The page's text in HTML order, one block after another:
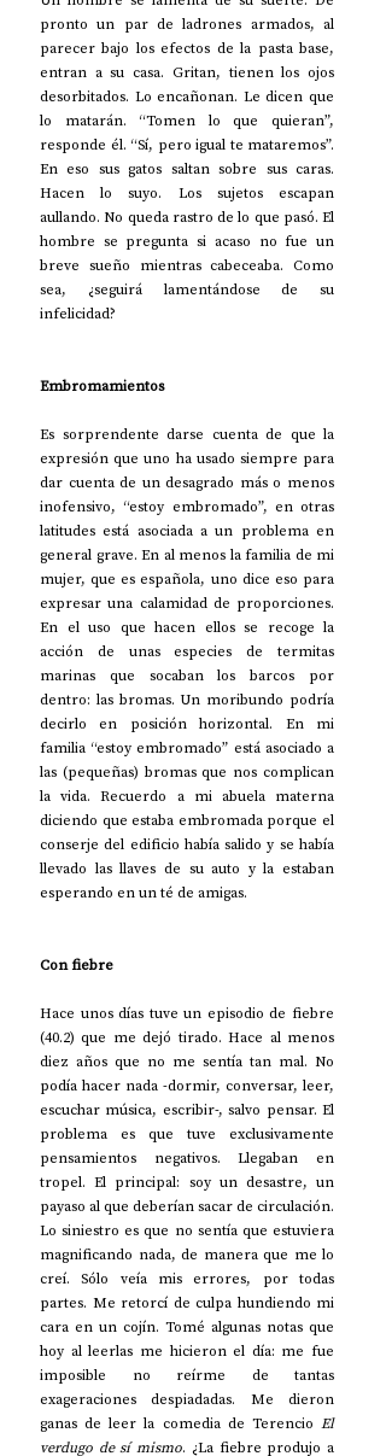
pronto un par de ladrones armados, al
parecer bajo los efectos de la pasta base,
entran a su casa. Gritan, tienen los ojos
desorbitados. Lo encañonan. Le dicen que
lo matarán. “Tomen lo que quieran”,
responde él. “Sí, pero igual te mataremos”.
En eso sus gatos saltan sobre sus caras.
Hacen lo suyo. Los sujetos escapan
aullando. No queda rastro de lo que pasó. El
hombre se pregunta si acaso no fue un
breve sueño mientras cabeceaba. Como
sea, ¿seguirá lamentándose de su
infelicidad?
Embromamientos
Es sorprendente darse cuenta de que la
expresión que uno ha usado siempre para
dar cuenta de un desagrado más o menos
inofensivo, “estoy embromado”, en otras
latitudes está asociada a un problema en
general grave. En al menos la familia de mi
mujer, que es española, uno dice eso para
expresar una calamidad de proporciones.
En el uso que hacen ellos se recoge la
acción de unas especies de termitas
marinas que socaban los barcos por
dentro: las bromas. Un moribundo podría
decirlo en posición horizontal. En mi
familia “estoy embromado” está asociado a
las (pequeñas) bromas que nos complican
la vida. Recuerdo a mi abuela materna
diciendo que estaba embromada porque el
conserje del edificio había salido y se había
llevado las llaves de su auto y la estaban
esperando en un té de amigas.
Con fiebre
Hace unos días tuve un episodio de fiebre
(40.2) que me dejó tirado. Hace al menos
diez años que no me sentía tan mal. No
podía hacer nada -dormir, conversar, leer,
escuchar música, escribir-, salvo pensar. El
problema es que tuve exclusivamente
pensamientos negativos. Llegaban en
tropel. El principal: soy un desastre, un
payaso al que deberían sacar de circulación.
Lo siniestro es que no sentía que estuviera
magnificando nada, de manera que me lo
creí. Sólo veía mis errores, por todas
partes. Me retorcí de culpa hundiendo mi
cara en un cojín. Tomé algunas notas que
hoy al leerlas me hicieron el día: me fue
imposible no reírme de tantas
exageraciones despiadadas. Me dieron
ganas de leer la comedia de Terencio El
verdugo de sí mismo. ¿La fiebre produjo a